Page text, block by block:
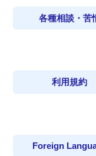
各種相談・苦
利用規約
Foreign